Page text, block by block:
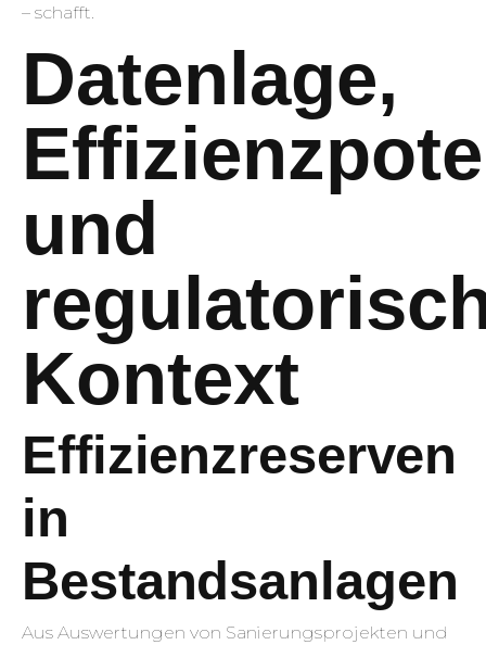
– schafft.
Datenlage,
und
Kontext
Effizienzreserven
in
Bestandsanlagen
Aus Auswertungen von Sanierungsprojekten und